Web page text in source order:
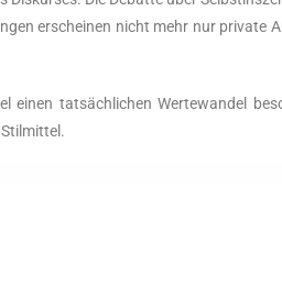
erschei­nen nicht mehr nur pri­va­te
einen tat­säch­li­chen Wer­te­wan­del